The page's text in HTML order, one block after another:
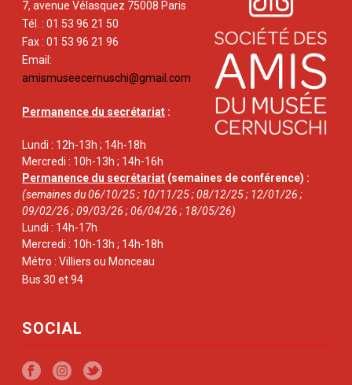
7, avenue Vélasquez 75008 Paris
Tél. : 01 53 96 21 50
Fax : 01 53 96 21 96
Email:
amismuseecernuschi@gmail.com
Permanence du secrétariat :
Lundi : 12h-13h ; 14h-18h
Mercredi : 10h-13h ; 14h-16h
Permanence du secrétariat (semaines de conférence) :
(semaines du 06/10/25 ; 10/11/25 ; 08/12/25 ; 12/01/26 ;
09/02/26 ; 09/03/26 ; 06/04/26 ; 18/05/26)
Lundi : 14h-17h
Mercredi : 10h-13h ; 14h-18h
Métro : Villiers ou Monceau
Bus 30 et 94
SOCIAL